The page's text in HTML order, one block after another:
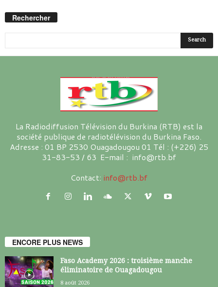
Rechercher
La Radiodiffusion Télévision du Burkina (RTB) est la
société publique de radiotélévision du Burkina Faso.
Adresse : 01 BP 2530 Ouagadougou 01 Tél : (+226) 25
31-83-53 / 63 E-mail : info@rtb.bf
Contact: info@rtb.bf
ENCORE PLUS NEWS
Faso Academy 2026 : troisième manche
éliminatoire de Ouagadougou
8 août 2026